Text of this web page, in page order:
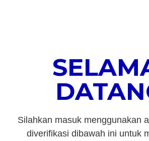
Silahkan masuk menggunakan
diverifikasi dibawah ini untuk